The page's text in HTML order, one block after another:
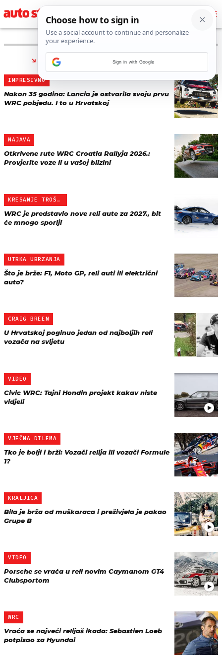
PRONAĐENO 29 REZULTATA ZA TAG “
IMPRESIVNO
Nakon 35 godina: Lancia je ostvarila svoju prvu
WRC pobjedu. I to u Hrvatskoj
NAJAVA
Otkrivene rute WRC Croatia Rallyja 2026.:
Provjerite voze li u vašoj blizini
KRESANJE TROŠKOVA
WRC je predstavio nove reli aute za 2027., bit
će mnogo sporiji
UTRKA UBRZANJA
Što je brže: F1, Moto GP, reli auti ili električni
auto?
CRAIG BREEN
U Hrvatskoj poginuo jedan od najboljih reli
vozača na svijetu
VIDEO
Civic WRC: Tajni Hondin projekt kakav niste
vidjeli
VJEČNA DILEMA
Tko je bolji i brži: Vozači relija ili vozači Formule
1?
KRALJICA
Bila je brža od muškaraca i preživjela je pakao
Grupe B
VIDEO
Porsche se vraća u reli novim Caymanom GT4
Clubsportom
WRC
Vraća se najveći relijaš ikada: Sebastien Loeb
potpisao za Hyundai
Sign in with Google